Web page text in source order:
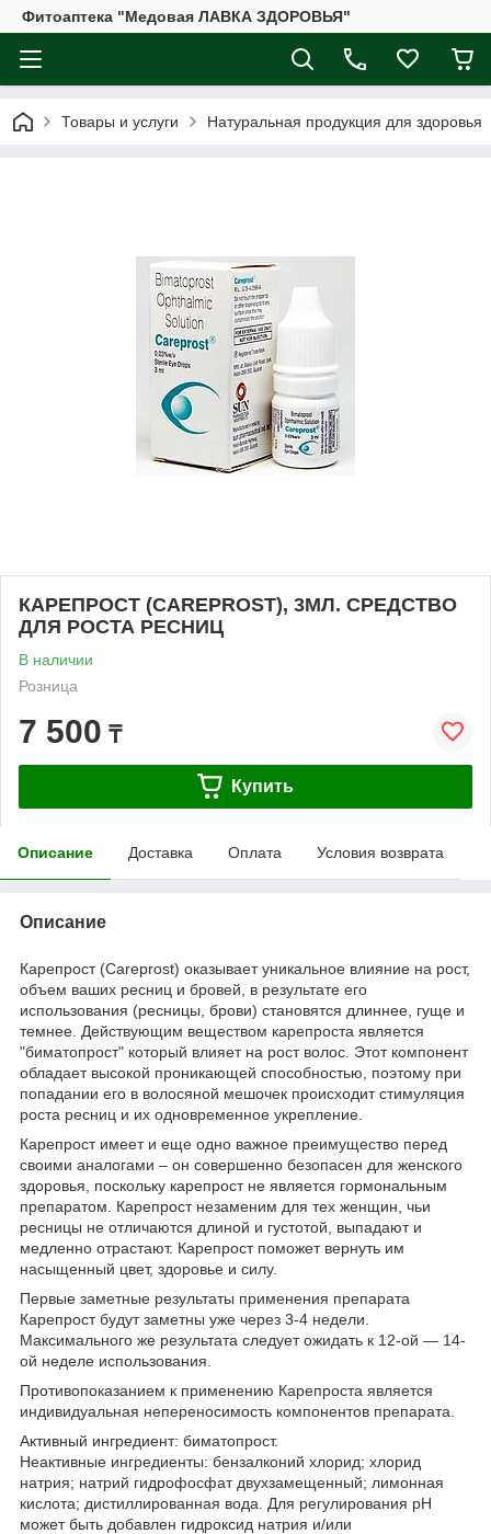
Фитоаптека "Медовая ЛАВКА ЗДОРОВЬЯ"
Товары и услуги Натуральная продукция для здоровья
КАРЕПРОСТ (CAREPROST), 3МЛ. СРЕДСТВО
ДЛЯ РОСТА РЕСНИЦ
В наличии
Розница
7 500 ₸
Купить
Описание Доставка Оплата Условия возврата
Описание
Карепрост (Careprost) оказывает уникальное влияние на рост,
объем ваших ресниц и бровей, в результате его
использования (ресницы, брови) становятся длиннее, гуще и
темнее. Действующим веществом карепроста является
"биматопрост" который влияет на рост волос. Этот компонент
обладает высокой проникающей способностью, поэтому при
попадании его в волосяной мешочек происходит стимуляция
роста ресниц и их одновременное укрепление.
Карепрост имеет и еще одно важное преимущество перед
своими аналогами – он совершенно безопасен для женского
здоровья, поскольку карепрост не является гормональным
препаратом. Карепрост незаменим для тех женщин, чьи
ресницы не отличаются длиной и густотой, выпадают и
медленно отрастают. Карепрост поможет вернуть им
насыщенный цвет, здоровье и силу.
Первые заметные результаты применения препарата
Карепрост будут заметны уже через 3-4 недели.
Максимального же результата следует ожидать к 12-ой ― 14-
ой неделе использования.
Противопоказанием к применению Карепроста является
индивидуальная непереносимость компонентов препарата.
Активный ингредиент: биматопрост.
Неактивные ингредиенты: бензалконий хлорид; хлорид
натрия; натрий гидрофосфат двухзамещенный; лимонная
кислота; дистиллированная вода. Для регулирования рН
может быть добавлен гидроксид натрия и/или